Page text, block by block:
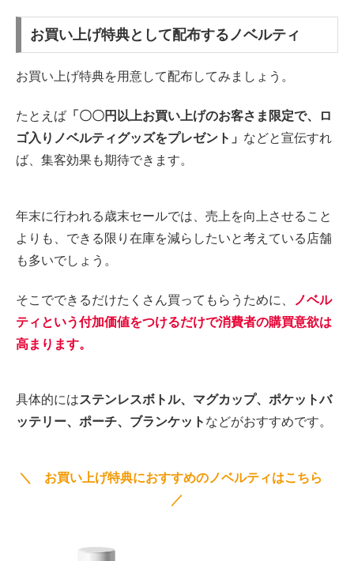
お買い上げ特典として配布するノベルティ
お買い上げ特典を用意して配布してみましょう。
たとえば 「〇〇円以上お買い上げのお客さま限定で、ロ
ゴ入りノベルティグッズをプレゼント」 などと宣伝すれ
ば、集客効果も期待できます。
年末に行われる歳末セールでは、売上を向上させること
よりも、できる限り在庫を減らしたいと考えている店舗
も多いでしょう。
そこでできるだけたくさん買ってもらうために、
ノベル
ティという付加価値をつけるだけで消費者の購買意欲は
高まります。
具体的にはステンレスボトル、マグカップ、ポケットバ
ッテリー、ポーチ、ブランケット などがおすすめです。
＼ お買い上げ特典におすすめのノベルティはこちら
／